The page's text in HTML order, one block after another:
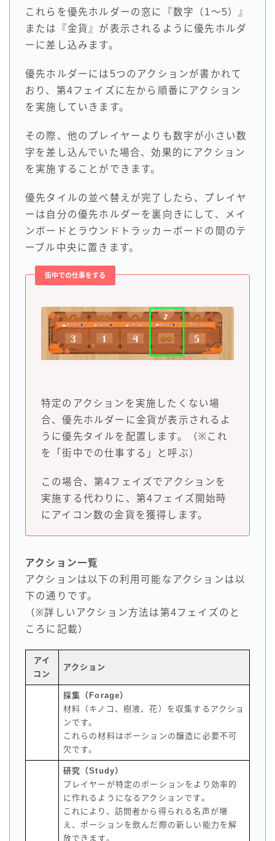
これらを優先ホルダーの窓に『数字（1～5）』
または『金貨』が表示されるように優先ホルダ
ーに差し込みます。
優先ホルダーには5つのアクションが書かれて
おり、第4フェイズに左から順番にアクション
を実施していきます。
その際、他のプレイヤーよりも数字が小さい数
字を差し込んでいた場合、効果的にアクション
を実施することができます。
優先タイルの並べ替えが完了したら、プレイヤ
ーは自分の優先ホルダーを裏向きにして、メイ
ンボードとラウンドトラッカーボードの間のテ
ーブル中央に置きます。
街中での仕事をする
特定のアクションを実施したくない場
合、優先ホルダーに金貨が表示されるよ
うに優先タイルを配置します。（※これ
を「街中での仕事する」と呼ぶ）
この場合、第4フェイズでアクションを
実施する代わりに、第4フェイズ開始時
にアイコン数の金貨を獲得します。
アクション一覧
アクションは以下の利用可能なアクションは以
下の通りです。
（※詳しいアクション方法は第4フェイズのと
ころに記載）
アイ
コン
アクション
採集（Forage）
材料（キノコ、樹液、花）を収集するアクショ
ンです。
これらの材料はポーションの醸造に必要不可
欠です。
研究（Study）
プレイヤーが特定のポーションをより効率的
に作れるようになるアクションです。
これにより、訪問者から得られる名声が増
え、ポーションを飲んだ際の新しい能力を解
放できます。